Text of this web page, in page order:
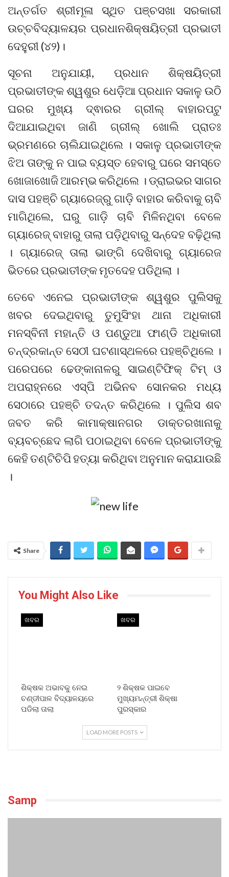
ଅନ୍ତର୍ଗତ ଶ୍ରୀମୂଳା ସ୍ଥିତ ପଞ୍ଚସଖା ସରକାରୀ
ଉଚ୍ଚବିଦ୍ୟାଳୟର ପ୍ରଧାନଶିକ୍ଷୟିତ୍ରୀ ପ୍ରଭାତୀ
ଦେହୁରୀ (୪୨)।
ସୂଚନା ଅନୁଯାୟୀ, ପ୍ରଧାନ ଶିକ୍ଷୟିତ୍ରୀ
ପ୍ରଭାତୀଙ୍କ ଶ୍ୱଶୁର ଧେଡ଼ିଆ ପ୍ରଧାନ ସକାଳୁ ଉଠି
ଘରର ମୁଖ୍ୟ ଦ୍ଵାରର ଗ୍ରୀଲ୍ ବାହାରପଟୁ
ଦିଆଯାଇଥିବା ଜାଣି ଗ୍ରୀଲ୍ ଖୋଲି ପ୍ରାତଃ
ଭ୍ରମଣରେ ଚାଲିଯାଇଥିଲେ । ସକାଳୁ ପ୍ରଭାତୀଙ୍କ
ଝିଅ ତାଙ୍କୁ ନ ପାଇ ବ୍ୟସ୍ତ ହେବାରୁ ଘରେ ସମସ୍ତେ
ଖୋଜାଖୋଜି ଆରମ୍ଭ କରିଥିଲେ । ଡ୍ରାଇଭର ସାଗର
ଦାସ ପହଞ୍ଚି ଗ୍ୟାରେଜ୍‌ରୁ ଗାଡ଼ି ବାହାର କରିବାକୁ ଚାବି
ମାଗିଥିଲେ, ଘରୁ ଗାଡ଼ି ଚାବି ମିଳିନଥିବା ବେଳେ
ଗ୍ୟାରେଜ୍‌ ବାହାରୁ ତାଲା ପଡ଼ିଥିବାରୁ ସନ୍ଦେହ ବଢ଼ିଥିଲା
। ଗ୍ୟାରେଜ୍ ତାଲା ଭାଙ୍ଗି ଦେଖିବାରୁ ଗ୍ୟାରେଜ
ଭିତରେ ପ୍ରଭାତୀଙ୍କ ମୃତଦେହ ପଡିଥିଲା ।
ତେବେ ଏନେଇ ପ୍ରଭାତୀଙ୍କ ଶ୍ୱଶୁର ପୁଲିସକୁ
ଖବର ଦେଇଥିବାରୁ ତୁମୁସିଂହା ଥାନା ଅଧିକାରୀ
ମନସ୍ବିନୀ ମହାନ୍ତି ଓ ପଣ୍ଡୁଆ ଫାଣ୍ଡି ଅଧିକାରୀ
ଚନ୍ଦ୍ରକାନ୍ତ ସେଠୀ ଘଟଣାସ୍ଥଳରେ ପହଞ୍ଚିଥିଲେ ।
ପରେପରେ ଢେଙ୍କାନାଳରୁ ସାଇଣ୍ଟିଫିକ୍‌ ଟିମ୍‌ ଓ
ଅପରାହ୍ନରେ ଏସ୍‌ପି ଅଭିନବ ସୋନକର ମଧ୍ୟ
ସେଠାରେ ପହଞ୍ଚି ତଦନ୍ତ କରିଥିଲେ । ପୁଲିସ ଶବ
ଜବତ କରି କାମାକ୍ଷାନଗର ଡାକ୍ତରଖାନାକୁ
ବ୍ୟବଚ୍ଛେଦ ଲାଗି ପଠାଇଥିବା ବେଳେ ପ୍ରଭାତୀଙ୍କୁ
କେହି ତଣ୍ଟିଚିପି ହତ୍ୟା କରିଥିବା ଅନୁମାନ କରାଯାଉଛି
।
Share
You Might Also Like
ଖବର
ଶିକ୍ଷକ ଅଭାବକୁ ନେଇ
ଚଣ୍ଡୀପାଳ ବିଦ୍ୟାଳୟରେ
ପଡିଲା ତାଲା
ଖବର
୨ ଶିକ୍ଷକ ପାଇବେ
ମୁଖ୍ୟମନ୍ତ୍ରୀ ଶିକ୍ଷା
ପୁରସ୍କାର
LOAD MORE POSTS
Samp